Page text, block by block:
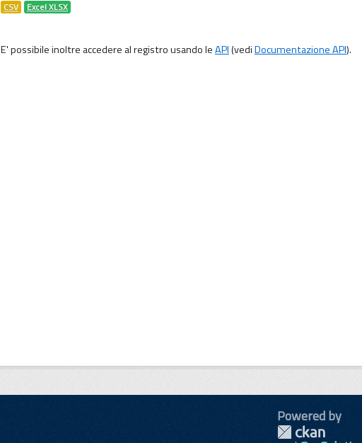
CSV Excel XLSX
E' possibile inoltre accedere al registro usando leAPI(vediDocumentazione API).
Powered by